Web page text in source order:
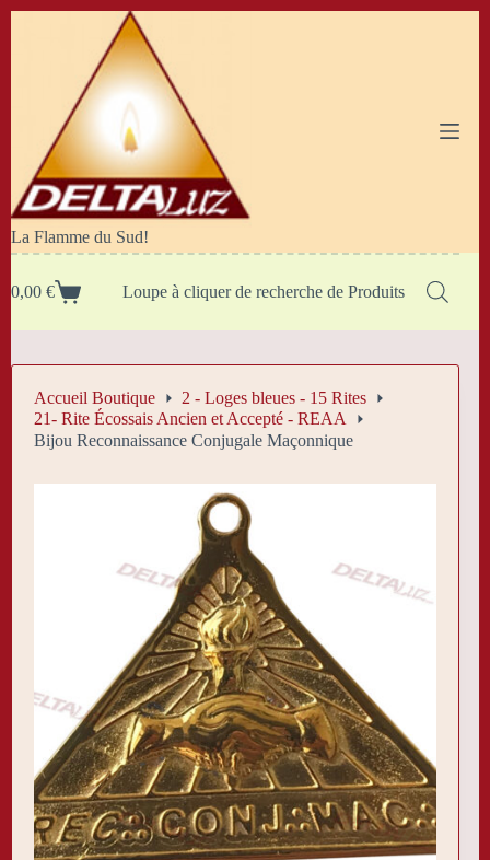
La Flamme du Sud!
Panier
0,00 € Loupe à cliquer de recherche de Produits
Accueil Boutique
2 - Loges bleues - 15 Rites
21- Rite Écossais Ancien et Accepté - REAA
Bijou Reconnaissance Conjugale Maçonnique